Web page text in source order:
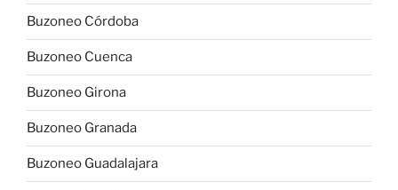
Buzoneo Córdoba
Buzoneo Cuenca
Buzoneo Girona
Buzoneo Granada
Buzoneo Guadalajara